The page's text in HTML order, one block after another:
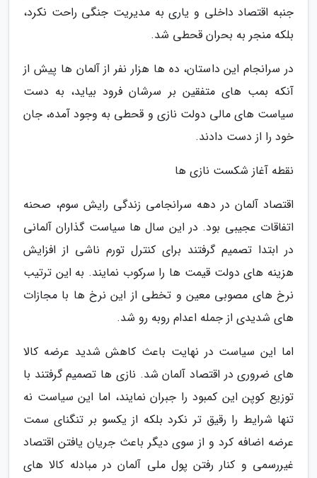
جنبه اقتصاد داخلی و یاری به مدیریت جنگی راحت نکرد،
بلکه منجر به بحران قحطی شد.
در سرانجام این داستان، ده ها هزار نفر از آلمان ها پیش از
آنکه بمب های متفقین بر سرشان فرود بیاید، به دست
سیاست های مالی دولت نازی و قحطی به وجود آمده، جان
خود را از دست دادند.
نقطه آغاز شکست نازی ها
اقتصاد آلمان در دهه سرانجامی زندگی رایش سوم، صحنه
اتفاقات عجیبی بود. در این سال ها سیاست گذاران آلمانی
در ابتدا تصمیم گرفتند برای کنترل تورم ناشی از افزایش
هزینه های دولت قیمت ها را سرکوب نمایند. به این ترتیب
نرخ های مصوبی معین و تخطی از این نرخ ها با مجازات
های شدیدی از جمله اعدام روبه رو شد.
اما این سیاست در نهایت باعث کاهش شدید عرضه کالا
های ضروری در اقتصاد آلمان شد. نازی ها تصمیم گرفتند با
توزیع کوپن این کمبود را جبران نمایند، اما این سیاست نه
تنها شرایط را رقیق تر نکرد بلکه از یکسو بر تنگنای سمت
عرضه اضافه کرد و از سوی دیگر باعث جریان یافتن اقتصاد
غیررسمی و کنار رفتن پول ملی آلمان در مبادله کالا های